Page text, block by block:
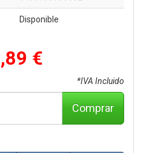
Disponible
€
*IVA Incluido
Comprar